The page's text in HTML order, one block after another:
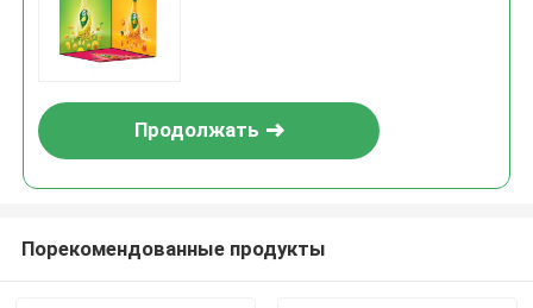
Продолжать
Порекомендованные продукты